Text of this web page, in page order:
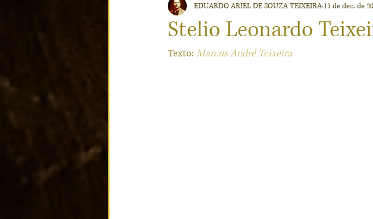
Flavia de Souza Teixeira Christiano Ariel Teixeira
Oswaldo Teixeira Juca Economia Criativa
Stelio Leonardo
EDUARDO ARIEL DE SOUZA TEIXEIRA 11 de dez. de
Texto: Marcus André Teixeira